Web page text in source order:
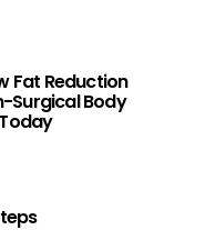
Fat Reduction
Surgical Body